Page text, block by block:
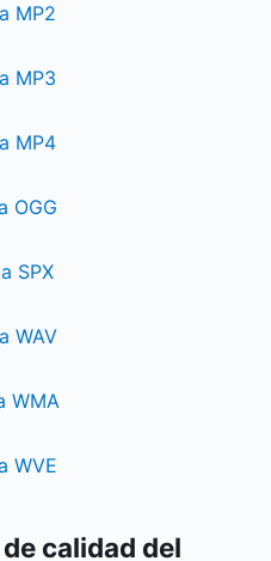
MP2
MP3
MP4
OGG
SPX
WAV
WMA
WVE
calidad del